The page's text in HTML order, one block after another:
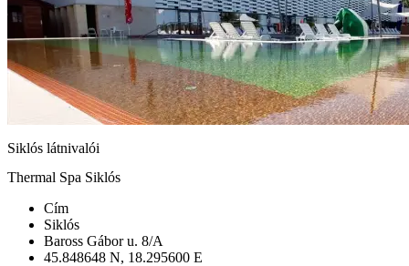
Siklós látnivalói
Thermal Spa Siklós
Cím
Siklós
Baross Gábor u. 8/A
45.848648 N, 18.295600 E